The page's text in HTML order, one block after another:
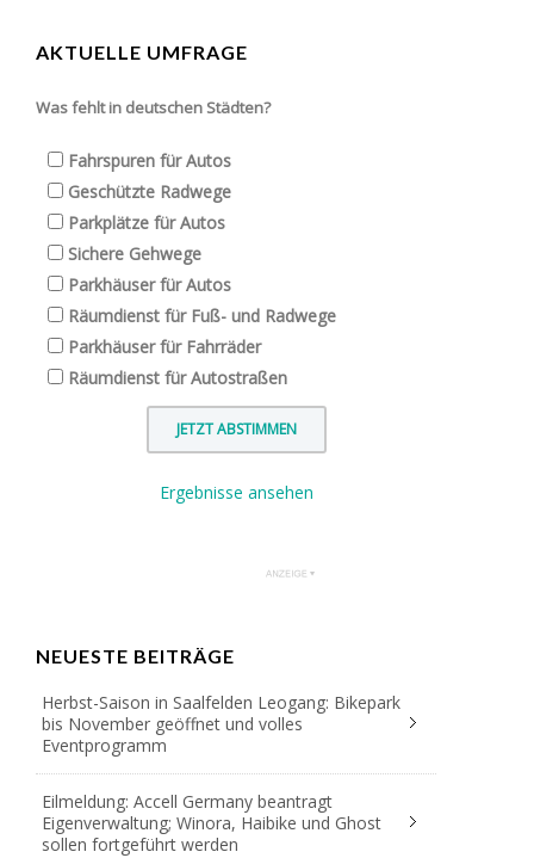
AKTUELLE UMFRAGE
Was fehlt in deutschen Städten?
Fahrspuren für Autos
Geschützte Radwege
Parkplätze für Autos
Sichere Gehwege
Parkhäuser für Autos
Räumdienst für Fuß- und Radwege
Parkhäuser für Fahrräder
Räumdienst für Autostraßen
Ergebnisse ansehen
NEUESTE BEITRÄGE
Herbst-Saison in Saalfelden Leogang: Bikepark
bis November geöffnet und volles
Eventprogramm
Eilmeldung: Accell Germany beantragt
Eigenverwaltung; Winora, Haibike und Ghost
sollen fortgeführt werden